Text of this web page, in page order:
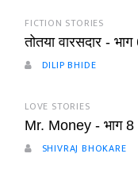
FICTION STORIES
तोतया वारसदार -
DILIP BHIDE
LOVE STORIES
Mr. Money - भाग 8
SHIVRAJ BHOKARE